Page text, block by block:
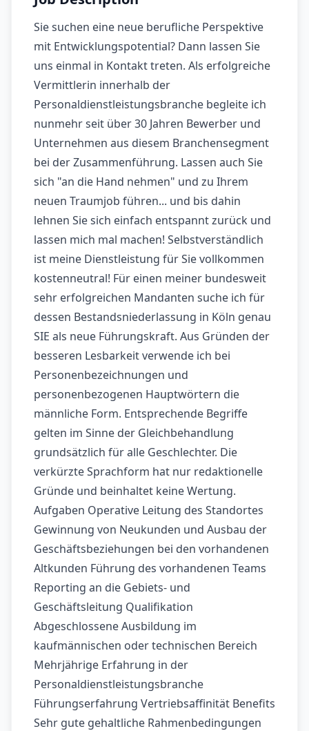
Sie suchen eine neue berufliche Perspektive
mit Entwicklungspotential? Dann lassen Sie
uns einmal in Kontakt treten. Als erfolgreiche
Vermittlerin innerhalb der
Personaldienstleistungsbranche begleite ich
nunmehr seit über 30 Jahren Bewerber und
Unternehmen aus diesem Branchensegment
bei der Zusammenführung. Lassen auch Sie
sich "an die Hand nehmen" und zu Ihrem
neuen Traumjob führen... und bis dahin
lehnen Sie sich einfach entspannt zurück und
lassen mich mal machen! Selbstverständlich
ist meine Dienstleistung für Sie vollkommen
kostenneutral! Für einen meiner bundesweit
sehr erfolgreichen Mandanten suche ich für
dessen Bestandsniederlassung in Köln genau
SIE als neue Führungskraft. Aus Gründen der
besseren Lesbarkeit verwende ich bei
Personenbezeichnungen und
personenbezogenen Hauptwörtern die
männliche Form. Entsprechende Begriffe
gelten im Sinne der Gleichbehandlung
grundsätzlich für alle Geschlechter. Die
verkürzte Sprachform hat nur redaktionelle
Gründe und beinhaltet keine Wertung.
Aufgaben Operative Leitung des Standortes
Gewinnung von Neukunden und Ausbau der
Geschäftsbeziehungen bei den vorhandenen
Altkunden Führung des vorhandenen Teams
Reporting an die Gebiets- und
Geschäftsleitung Qualifikation
Abgeschlossene Ausbildung im
kaufmännischen oder technischen Bereich
Mehrjährige Erfahrung in der
Personaldienstleistungsbranche
Führungserfahrung Vertriebsaffinität Benefits
Sehr gute gehaltliche Rahmenbedingungen